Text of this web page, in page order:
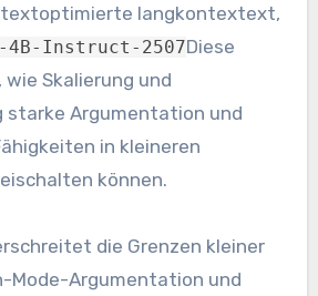
langkontextext,
4B-Instruct-2507Diese
wie Skalierung und
starke Argumentation und
in kleineren
können.
die Grenzen kleiner
Mode-Argumentation und